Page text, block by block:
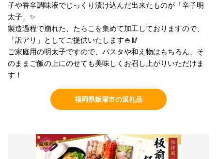
子や香辛調味液でじっくり漬け込んだ出来たものが「辛子明
太子」✨
製造過程で崩れた、たらこを集めて加工しておりますので、
「訳アリ」としてご提供いたします🍚🥢
ご家庭用の明太子ですので、パスタや和え物はもちろん、そ
のままご飯の上にのせても美味しくお召し上がりいただけま
す！
福岡県飯塚市の返礼品